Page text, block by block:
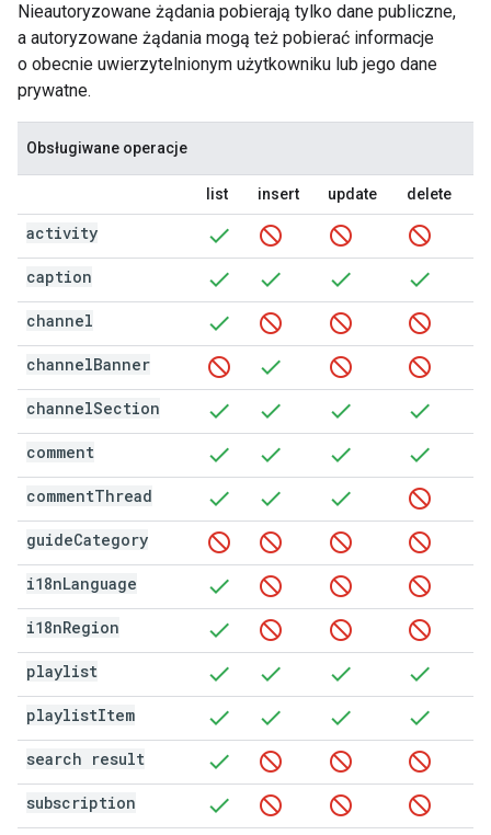
Nieautoryzowane żądania pobierają tylko dane publiczne,
a autoryzowane żądania mogą też pobierać informacje
o obecnie uwierzytelnionym użytkowniku lub jego dane
prywatne.
Obsługiwane operacje
list insert update delete
activity
caption
channel
channelBanner
channelSection
comment
commentThread
guideCategory
i18nLanguage
i18nRegion
playlist
playlistItem
search result
subscription